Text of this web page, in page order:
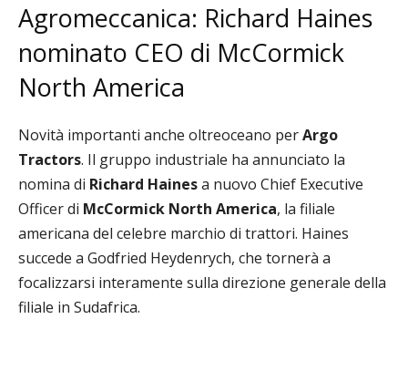
Agromeccanica: Richard Haines
nominato CEO di McCormick
North America
Novità importanti anche oltreoceano perArgo
Tractors. Il gruppo industriale ha annunciato la
nomina di Richard Hainesa nuovo Chief Executive
Officer di McCormick North America, la filiale
americana del celebre marchio di trattori. Haines
succede a Godfried Heydenrych, che tornerà a
focalizzarsi interamente sulla direzione generale della
filiale in Sudafrica.